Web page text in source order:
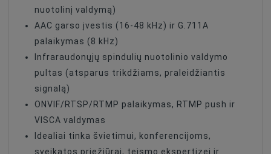
nuotolinį valdymą)
AAC garso įvestis (16-48 kHz) ir G.711A
palaikymas (8 kHz)
Infraraudonųjų spindulių nuotolinio valdymo
pultas (atsparus trikdžiams, praleidžiantis
signalą)
ONVIF/RTSP/RTMP palaikymas, RTMP push ir
VISCA valdymas
Idealiai tinka švietimui, konferencijoms,
sveikatos priežiūrai, teismo ekspertizei ir